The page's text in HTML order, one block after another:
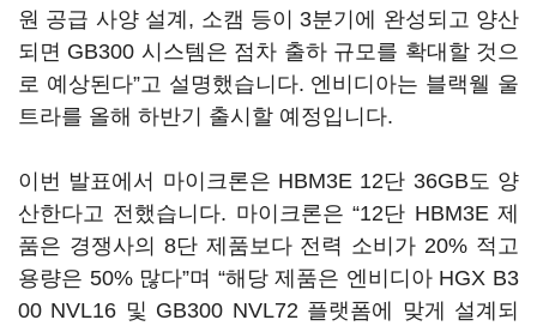
원 공급 사양 설계, 소캠 등이 3분기에 완성되고 양산
되면 GB300 시스템은 점차 출하 규모를 확대할 것으
로 예상된다”고 설명했습니다. 엔비디아는 블랙웰 울
트라를 올해 하반기 출시할 예정입니다.
이번 발표에서 마이크론은 HBM3E 12단 36GB도 양
산한다고 전했습니다. 마이크론은 “12단 HBM3E 제
품은 경쟁사의 8단 제품보다 전력 소비가 20% 적고
용량은 50% 많다”며 “해당 제품은 엔비디아 HGX B3
00 NVL16 및 GB300 NVL72 플랫폼에 맞게 설계되